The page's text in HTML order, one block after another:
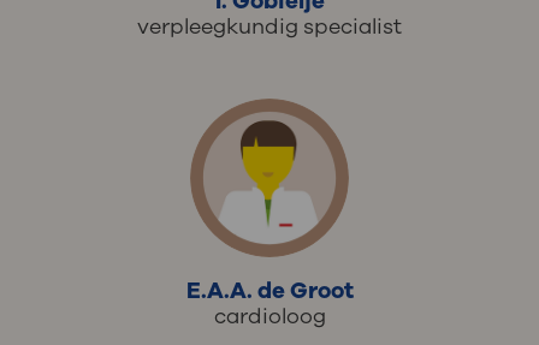
verpleegkundig specialist
E.A.A. de Groot
cardioloog